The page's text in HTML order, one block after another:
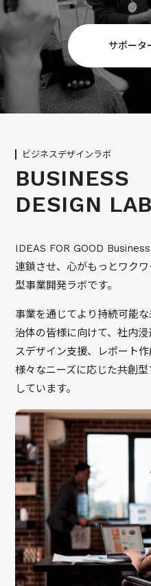
サポータ
ビジネスデザインラボ
BUSINESS
DESIGN LAB
IDEAS FOR GOOD
連鎖させ、心がもっとワク
型事業開発ラボです。
事業を通じてより持続可能
治体の皆様に向けて、社内
スデザイン支援、レポート作
様々なニーズに応じた共創
しています。